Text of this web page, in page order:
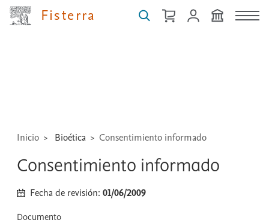
Fisterra
Inicio Bioética Consentimiento informado
Consentimiento informado
Fecha de revisión:01/06/2009
Documento